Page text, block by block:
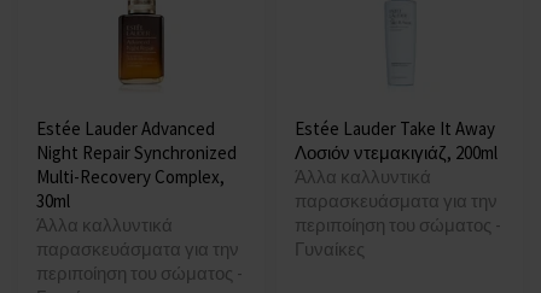
Estée Lauder Advanced
Night Repair Synchronized
Multi-Recovery Complex,
30ml
Άλλα καλλυντικά
παρασκευάσματα για την
περιποίηση του σώματος -
Estée Lauder Take It Away
Λοσιόν ντεμακιγιάζ, 200ml
Άλλα καλλυντικά
παρασκευάσματα για την
περιποίηση του σώματος -
Γυναίκες